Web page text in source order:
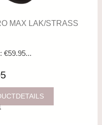
MAX LAK/STRASS
€59.95...